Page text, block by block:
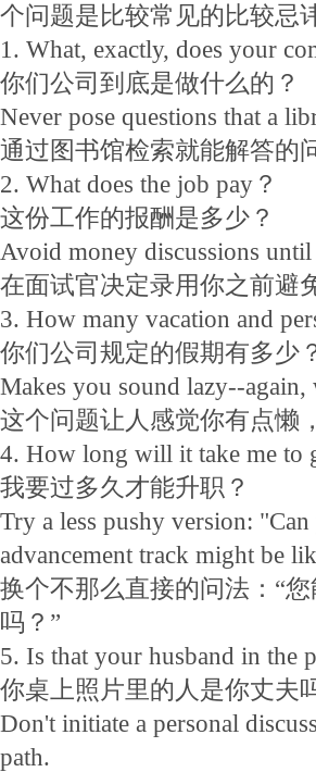
个问题是比较常见的比较忌
1. What, exactly, does your
你们公司到底是做什么的？
Never pose questions that a
通过图书馆检索就能解答的
2. What does the job pay？
这份工作的报酬是多少？
Avoid money discussions
在面试官决定录用你之前避
3. How many vacation and
你们公司规定的假期有多少
Makes you sound lazy--
这个问题让人感觉你有点懒
4. How long will it take me to
我要过多久才能升职？
Try a less pushy version:
advancement track might be
换个不那么直接的问法：“
吗？”
5. Is that your husband in the
你桌上照片里的人是你丈夫
Don't initiate a personal
path.